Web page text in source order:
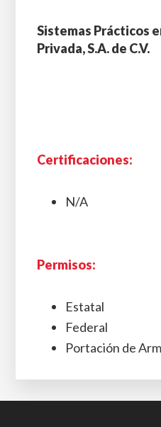
Sistemas Prácticos
Privada, S.A. de C.V.
Certificaciones:
N/A
Permisos:
Estatal
Federal
Portación de